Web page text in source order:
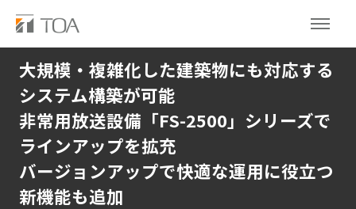
大規模・複雑化した建築物にも対応する
システム構築が可能
非常用放送設備「FS-2500」シリーズで
ラインアップを拡充
バージョンアップで快適な運用に役立つ
新機能も追加